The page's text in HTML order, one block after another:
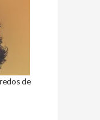
de